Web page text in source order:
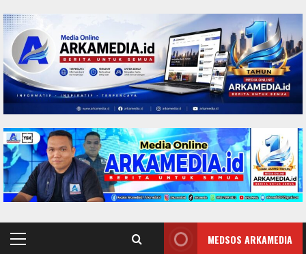
to
content
Primary
MEDSOS ARKAMEDIA